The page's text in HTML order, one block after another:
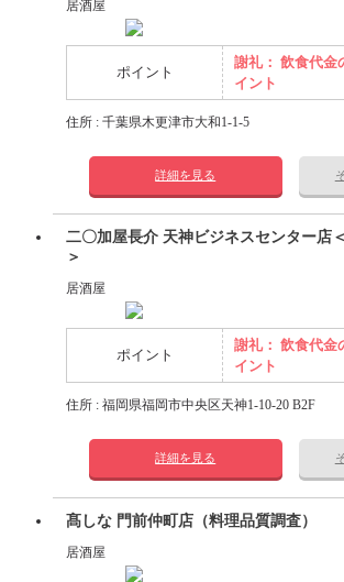
居酒屋
ポイント
謝礼： 飲食代金
イント
住所 : 千葉県木更津市大和1-1-5
詳細を見る
二〇加屋長介 天神ビジネスセンター店
＞
居酒屋
ポイント
謝礼： 飲食代金
イント
住所 : 福岡県福岡市中央区天神1-10-20 B2F
詳細を見る
髙しな 門前仲町店（料理品質調査）
居酒屋